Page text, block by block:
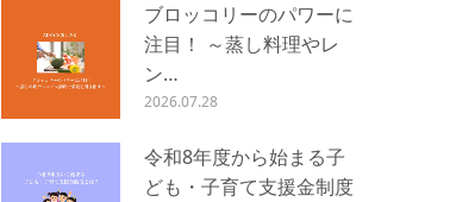
ブロッコリーのパワーに
注目！ ～蒸し料理やレ
ン…
2026.07.28
令和8年度から始まる子
ども・子育て支援金制度